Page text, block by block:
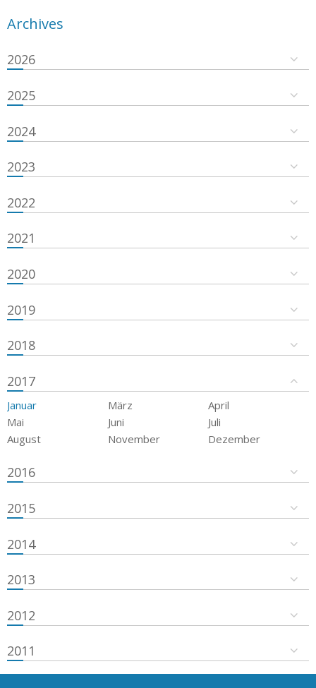
Archives
2026
2025
2024
2023
2022
2021
2020
2019
2018
2017
Januar März
April
Mai
Juni
Juli
August
November Dezember
2016
2015
2014
2013
2012
2011